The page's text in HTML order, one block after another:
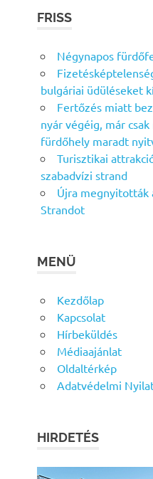
FRISS
Négynapos
bulgáriai üdüléseket
Fertőzés miatt
nyár végéig, már
fürdőhely maradt
Turisztikai
szabadvízi strand
Újra megnyitották
Strandot
MENÜ
Kezdőlap
Kapcsolat
Hírbeküldés
Médiaajánlat
Oldaltérkép
Adatvédelmi
HIRDETÉS